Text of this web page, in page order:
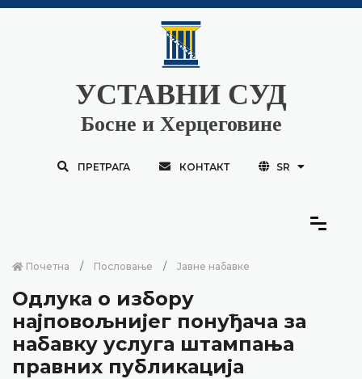
УСТАВНИ СУД
Босне и Херцеговине
ПРЕТРАГА КОНТАКТ SR
Почетна Пословање Јавне набавке
Одлука о избору
најповољнијег понуђача за
набавку услуга штампања
правних публикација